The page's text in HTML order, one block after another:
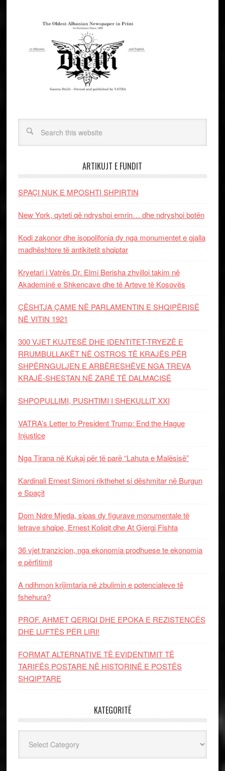
ARTIKUJT E FUNDIT
SPAÇI NUK E MPOSHTI SHPIRTIN
New York, qyteti që ndryshoi emrin… dhe ndryshoi botën
Kodi zakonor dhe isopolifonia dy nga monumentet e gjalla
madhështore të antikitetit shqiptar
Kryetari i Vatrës Dr. Elmi Berisha zhvilloi takim në
Akademinë e Shkencave dhe të Arteve të Kosovës
ÇËSHTJA ÇAME NË PARLAMENTIN E SHQIPËRISË
NË VITIN 1921
300 VJET KUJTESË DHE IDENTITET-TRYEZË E
RRUMBULLAKËT NË OSTROS TË KRAJËS PËR
SHPËRNGULJEN E ARBËRESHËVE NGA TREVA
KRAJË-SHESTAN NË ZARË TË DALMACISË
SHPOPULLIMI, PUSHTIMI I SHEKULLIT XXI
VATRA’s Letter to President Trump: End the Hague
Injustice
Nga Tirana në Kukaj për të parë “Lahuta e Malësisë”
Kardinali Ernest Simoni rikthehet si dëshmitar në Burgun
e Spaçit
Dom Ndre Mjeda, sipas dy figurave monumentale të
letrave shqipe, Ernest Koliqit dhe At Gjergj Fishta
36 vjet tranzicion, nga ekonomia prodhuese te ekonomia
e përfitimit
A ndihmon krijimtaria në zbulimin e potencialeve të
fshehura?
PROF. AHMET QERIQI DHE EPOKA E REZISTENCЁS
DHE LUFTЁS PЁR LIRI!
FORMAT ALTERNATIVE TË EVIDENTIMIT TË
TARIFËS POSTARE NË HISTORINË E POSTËS
SHQIPTARE
KATEGORITË